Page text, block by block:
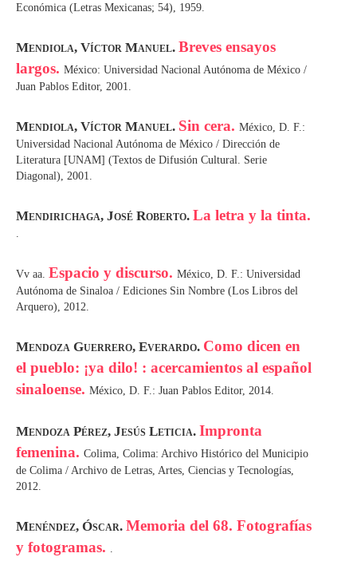
Económica (Letras Mexicanas; 54), 1959.
Mendiola, Víctor Manuel. Breves ensayos
largos. México: Universidad Nacional Autónoma de México /
Juan Pablos Editor, 2001.
Mendiola, Víctor Manuel. Sin cera. México, D. F.:
Universidad Nacional Autónoma de México / Dirección de
Literatura [UNAM] (Textos de Difusión Cultural. Serie
Diagonal), 2001.
Mendirichaga, José Roberto. La letra y la tinta.
Vv aa. Espacio y discurso. México, D. F.: Universidad
Autónoma de Sinaloa / Ediciones Sin Nombre (Los Libros del
Arquero), 2012.
Mendoza Guerrero, Everardo. Como dicen en
el pueblo: ¡ya dilo! : acercamientos al español
sinaloense. México, D. F.: Juan Pablos Editor, 2014.
Mendoza Pérez, Jesús Leticia. Impronta
femenina. Colima, Colima: Archivo Histórico del Municipio
de Colima / Archivo de Letras, Artes, Ciencias y Tecnologías,
2012.
Menéndez, Óscar. Memoria del 68. Fotografías
y fotogramas.